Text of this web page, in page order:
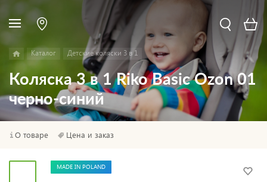
Каталог Детские коляски 3 в 1
Коляска 3 в 1 Riko Basic Ozon 01
черно-синий
О товаре Цена и заказ
MADE IN POLAND